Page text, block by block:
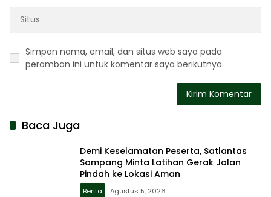
Simpan nama, email, dan situs web saya pada
peramban ini untuk komentar saya berikutnya.
Baca Juga
Demi Keselamatan Peserta, Satlantas
Sampang Minta Latihan Gerak Jalan
Pindah ke Lokasi Aman
Berita Agustus 5, 2026